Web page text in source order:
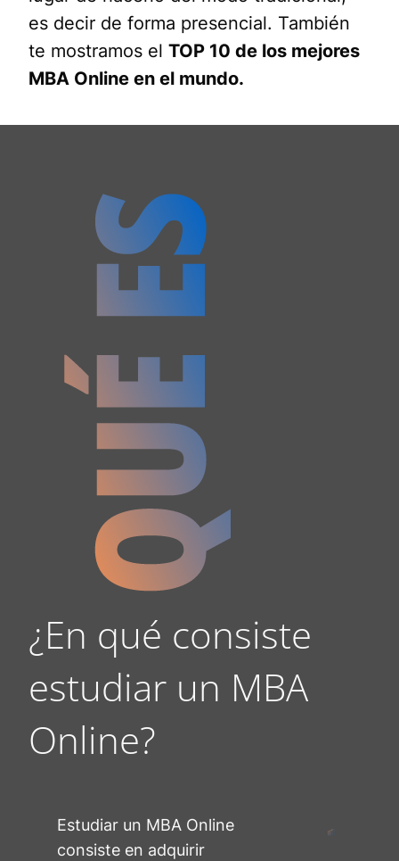
es decir de forma presencial. También
te mostramos el TOP 10 de los mejores
MBA Online en el mundo.
¿En qué consiste
estudiar un MBA
Online?
Estudiar un MBA Online
consiste en adquirir